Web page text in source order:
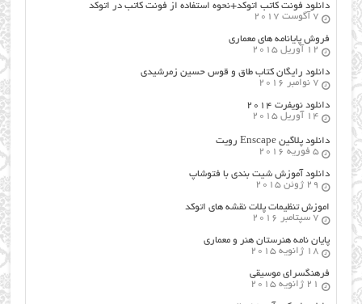
دانلود فونت کاتب اتوکد+نحوه استفاده از فونت کاتب در اتوکد
7 آگوست 2017
فروش پایانامه های معماری
12 آوریل 2015
دانلود رایگان کتاب طاق و قوس حسین زمرشیدی
7 نوامبر 2016
دانلود نویفرت ۲۰۱۴
14 آوریل 2015
دانلود پلاگین Enscape رویت
5 فوریه 2016
دانلود آموزش شیت بندی با فتوشاپ
29 ژوئن 2015
اموزش تنظیمات پلات نقشه های اتوکد
7 سپتامبر 2016
پایان نامه هنرستان هنر و معماري
18 ژانویه 2015
فرهنگسراي موسيقي
21 ژانویه 2015